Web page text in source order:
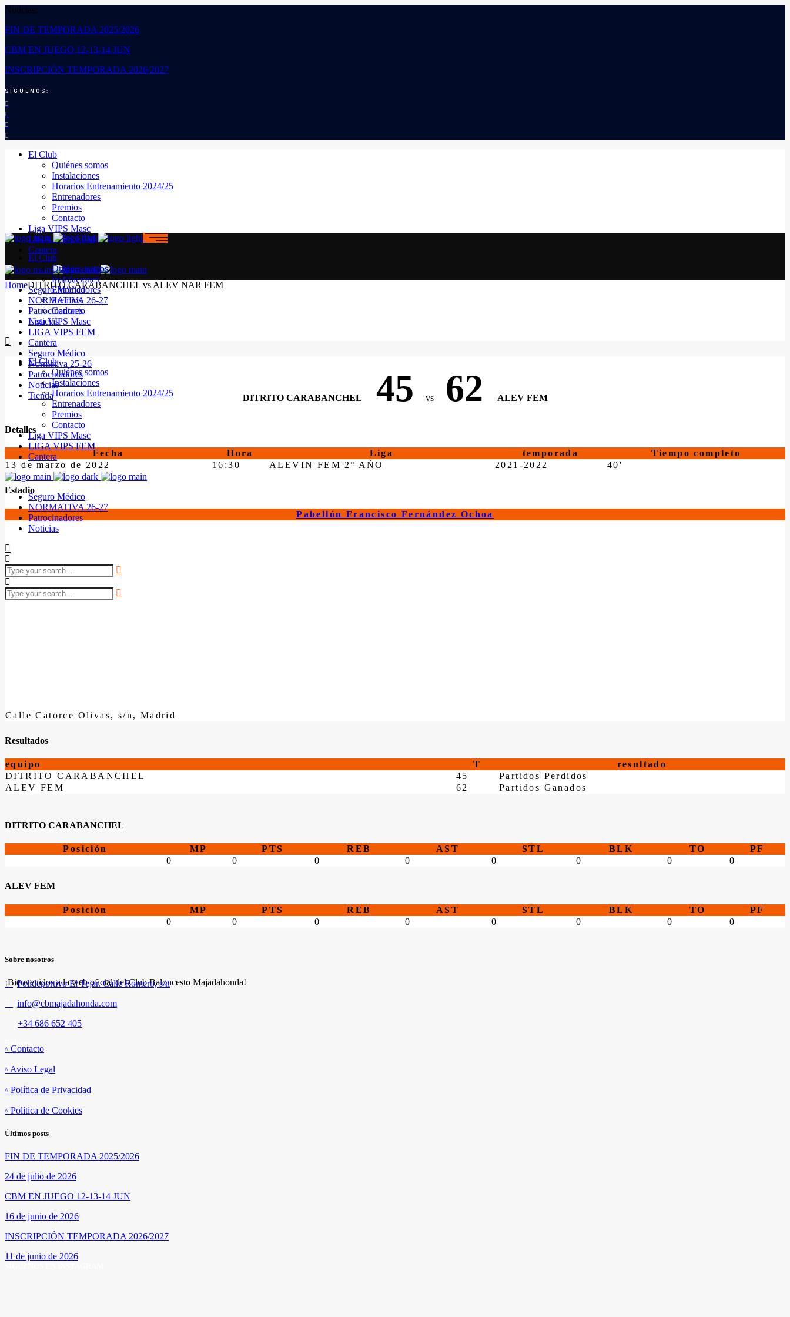
Noticias:
FIN DE TEMPORADA 2025/2026
CBM EN JUEGO 12-13-14 JUN
INSCRIPCIÓN TEMPORADA 2026/2027
SÍGUENOS:
El Club
Quiénes somos
Instalaciones
Horarios Entrenamiento 2024/25
Entrenadores
Premios
Contacto
Liga VIPS Masc
LIGA VIPS FEM
Cantera
Seguro Médico
NORMATIVA 26-27
Patrocinadores
Noticias
El Club
Quiénes somos
Instalaciones
Horarios Entrenamiento 2024/25
Entrenadores
Premios
Contacto
Liga VIPS Masc
LIGA VIPS FEM
Cantera
Seguro Médico
NORMATIVA 26-27
Patrocinadores
Noticias
El Club
Quiénes somos
Instalaciones
Entrenadores
Premios
Contacto
Liga VIPS Masc
LIGA VIPS FEM
Cantera
Seguro Médico
Normativa 25-26
Patrocinadores
Noticias
Tienda
HomeDITRITO CARABANCHEL vs ALEV NAR FEM
DITRITO CARABANCHEL 45 vs 62 ALEV FEM
Detalles
Fecha Hora Liga temporada
Tiempo completo
13 de marzo de 2022
16:30 ALEVIN FEM 2º AÑO 2021-2022 40'
Estadio
Pabellón Francisco Fernández Ochoa
Calle Catorce Olivas, s/n, Madrid
Resultados
equipo T
resultado
DITRITO CARABANCHEL
45
Partidos Perdidos
ALEV FEM
62 Partidos Ganados
DITRITO CARABANCHEL
Posición MP PTS REB AST STL BLK TO
PF
0
0 0 0 0 0 0 0
ALEV FEM
Posición MP PTS REB AST STL BLK TO
PF
0
0 0 0 0 0 0 0
Sobre nosotros
¡Bienvenidos a la web oficial del Club Baloncesto Majadahonda!
Polideportivo El Tejar. Calle Romero, s/n
info@cbmajadahonda.com
+34 686 652 405
Contacto
Aviso Legal
Política de Privacidad
Política de Cookies
Últimos posts
FIN DE TEMPORADA 2025/2026
24 de julio de 2026
CBM EN JUEGO 12-13-14 JUN
16 de junio de 2026
INSCRIPCIÓN TEMPORADA 2026/2027
11 de junio de 2026